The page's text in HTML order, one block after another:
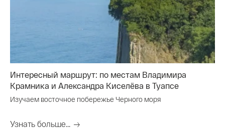
Интересный маршрут: по местам Владимира
Крамника и Александра Киселёва в Туапсе
Изучаем восточное побережье Черного моря
Узнать больше...